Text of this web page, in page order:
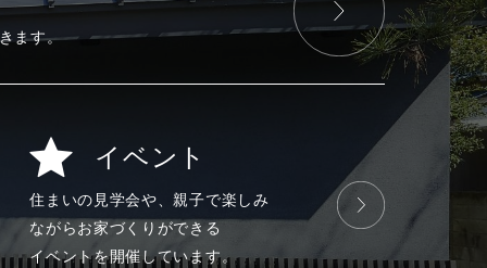
ます。
イベント
住まいの見学会や、親子で楽しみ
ながらお家づくりができる
イベントを開催しています。